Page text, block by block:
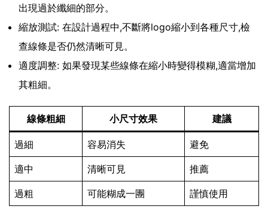
出現過於纖細的部分。
縮放測試: 在設計過程中,不斷將logo縮小到各種尺寸,檢
查線條是否仍然清晰可見。
適度調整: 如果發現某些線條在縮小時變得模糊,適當增加
其粗細。
線條粗細 小尺寸效果 建議
過細 容易消失 避免
適中 清晰可見 推薦
過粗 可能糊成一團 謹慎使用